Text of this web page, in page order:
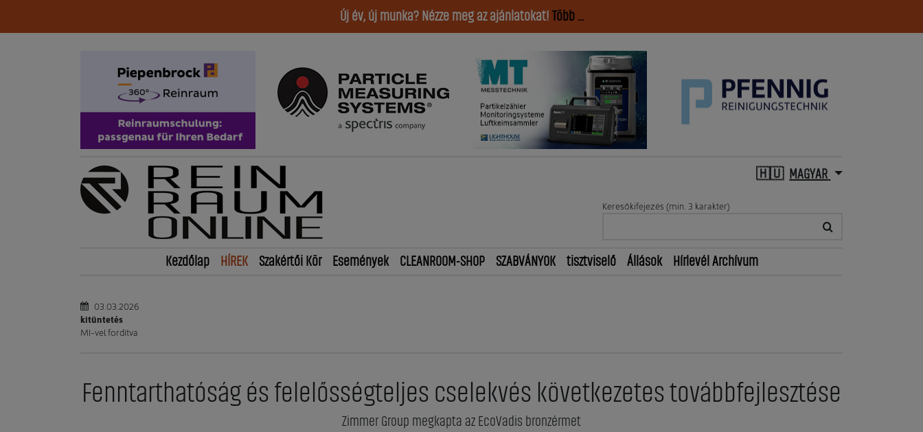
Új év, új munka? Nézze meg az ajánlatokat! Több ...
MAGYAR
Keresőkifejezés (min. 3 karakter)
Kezdőlap HÍREK Szakértői Kör Események CLEANROOM-SHOP SZABVÁNYOK tisztviselő Állások Hírlevél Archívum
03.03.2026
kitüntetés
MI-vel fordítva
Fenntarthatóság és felelősségteljes cselekvés következetes továbbfejlesztése
Zimmer Group megkapta az EcoVadis bronzérmet